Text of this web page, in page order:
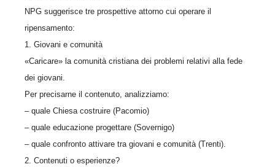
NPG suggerisce tre prospettive attorno cui operare il
ripensamento:
1. Giovani e comunità
«Caricare» la comunità cristiana dei problemi relativi alla fede
dei giovani.
Per precisarne il contenuto, analizziamo:
– quale Chiesa costruire (Pacomio)
– quale educazione progettare (Sovernigo)
– quale confronto attivare tra giovani e comunità (Trenti).
2. Contenuti o esperienze?